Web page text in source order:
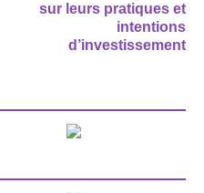
sur leurs pratiques et
intentions
d’investissement